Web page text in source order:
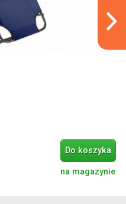
Do koszyka
na magazynie